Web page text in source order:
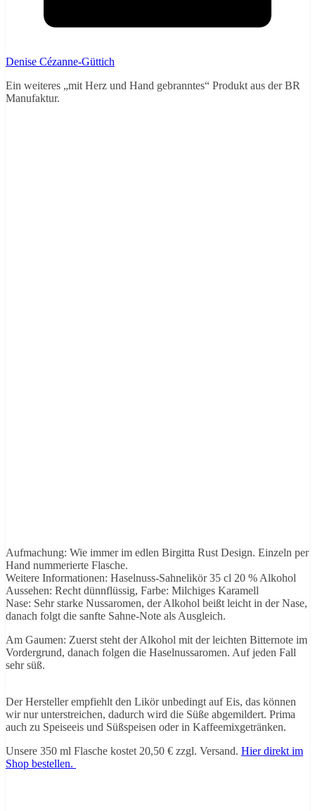
Denise Cézanne-Güttich
Ein weiteres „mit Herz und Hand gebranntes“ Produkt aus der BR
Manufaktur.
Aufmachung: Wie immer im edlen Birgitta Rust Design. Einzeln per
Hand nummerierte Flasche.
Weitere Informationen: Haselnuss-Sahnelikör 35 cl 20 % Alkohol
Aussehen: Recht dünnflüssig, Farbe: Milchiges Karamell
Nase: Sehr starke Nussaromen, der Alkohol beißt leicht in der Nase,
danach folgt die sanfte Sahne-Note als Ausgleich.
Am Gaumen: Zuerst steht der Alkohol mit der leichten Bitternote im
Vordergrund, danach folgen die Haselnussaromen. Auf jeden Fall
sehr süß.
Der Hersteller empfiehlt den Likör unbedingt auf Eis, das können
wir nur unterstreichen, dadurch wird die Süße abgemildert. Prima
auch zu Speiseeis und Süßspeisen oder in Kaffeemixgetränken.
Unsere 350 ml Flasche kostet 20,50 € zzgl. Versand. Hier direkt im
Shop bestellen.